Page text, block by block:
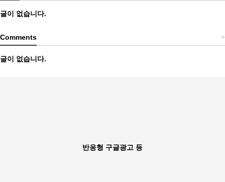
글이 없습니다.
+
Comments
글이 없습니다.
반응형 구글광고 등